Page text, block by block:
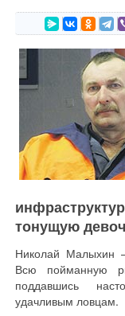
тонущую
Николай Малыхин
Всю пойманную
поддавшись
удачливым ловцам.